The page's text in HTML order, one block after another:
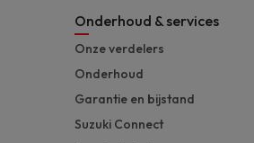
Onderhoud & services
Onze verdelers
Onderhoud
Garantie en bijstand
Suzuki Connect